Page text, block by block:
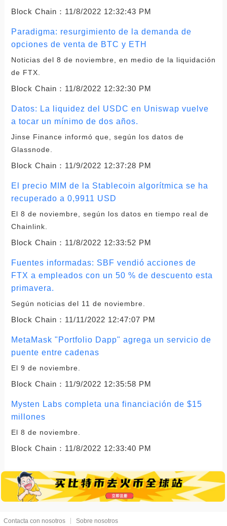
Block Chain： 11/8/2022 12:32:43 PM
Paradigma: resurgimiento de la demanda de
opciones de venta de BTC y ETH
Noticias del 8 de noviembre, en medio de la liquidación
de FTX.
Block Chain： 11/8/2022 12:32:30 PM
Datos: La liquidez del USDC en Uniswap vuelve
a tocar un mínimo de dos años.
Jinse Finance informó que, según los datos de
Glassnode.
Block Chain： 11/9/2022 12:37:28 PM
El precio MIM de la Stablecoin algorítmica se ha
recuperado a 0,9911 USD
El 8 de noviembre, según los datos en tiempo real de
Chainlink.
Block Chain： 11/8/2022 12:33:52 PM
Fuentes informadas: SBF vendió acciones de
FTX a empleados con un 50 % de descuento esta
primavera.
Según noticias del 11 de noviembre.
Block Chain： 11/11/2022 12:47:07 PM
MetaMask "Portfolio Dapp" agrega un servicio de
puente entre cadenas
El 9 de noviembre.
Block Chain： 11/9/2022 12:35:58 PM
Mysten Labs completa una financiación de $15
millones
El 8 de noviembre.
Block Chain： 11/8/2022 12:33:40 PM
Contacta con nosotros Sobre nosotros